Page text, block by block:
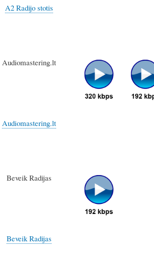
A2 Radijo stotis
Audiomastering.lt
Audiomastering.lt
Beveik Radijas
Beveik Radijas